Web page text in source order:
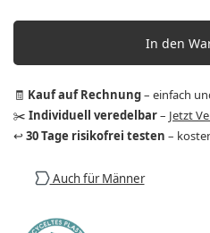
In den
🧾 Kauf auf Rechnung– einfach
✂️ Individuell veredelbar– Jetzt
↩️ 30 Tage risikofrei testen –
Auch für Männer